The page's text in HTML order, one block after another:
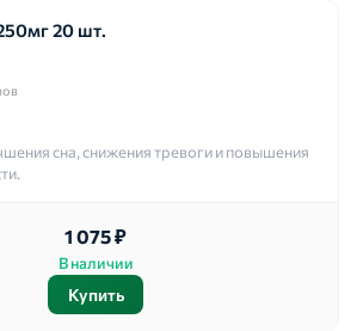
20 шт.
сна, снижения тревоги и повышения
1 075 ₽
В наличии
Купить